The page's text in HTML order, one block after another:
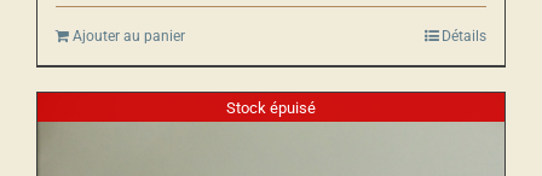
Ajouter au panier Détails
Stock épuisé